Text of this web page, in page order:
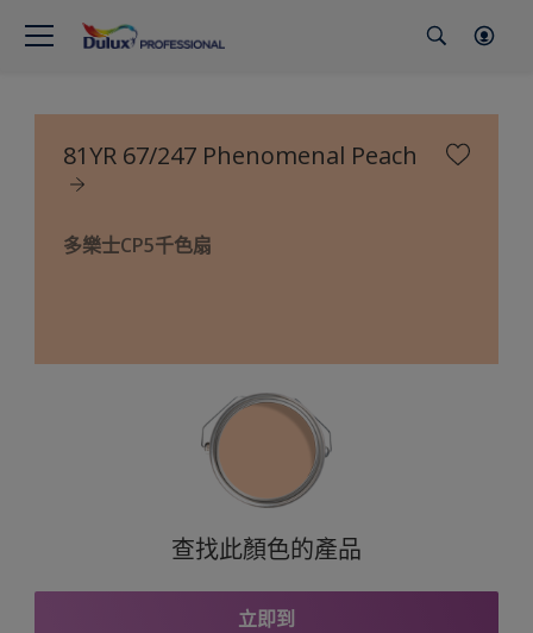
81YR 67/247 Phenomenal Peach
多樂士CP5千色扇
查找此顏色的產品
立即到